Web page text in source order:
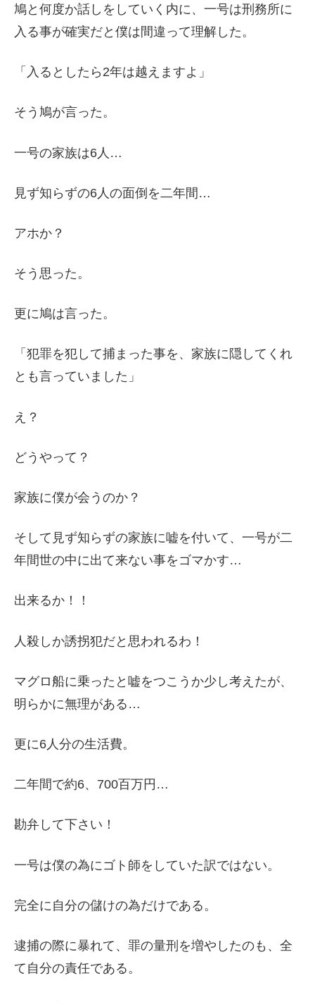
鳩と何度か話しをしていく内に、一号は刑務所に
入る事が確実だと僕は間違って理解した。
「入るとしたら2年は越えますよ」
そう鳩が言った。
一号の家族は6人…
見ず知らずの6人の面倒を二年間…
アホか？
そう思った。
更に鳩は言った。
「犯罪を犯して捕まった事を、家族に隠してくれ
とも言っていました」
え？
どうやって？
家族に僕が会うのか？
そして見ず知らずの家族に嘘を付いて、一号が二
年間世の中に出て来ない事をゴマかす…
出来るか！！
人殺しか誘拐犯だと思われるわ！
マグロ船に乗ったと嘘をつこうか少し考えたが、
明らかに無理がある…
更に6人分の生活費。
二年間で約6、700百万円…
勘弁して下さい！
一号は僕の為にゴト師をしていた訳ではない。
完全に自分の儲けの為だけである。
逮捕の際に暴れて、罪の量刑を増やしたのも、全
て自分の責任である。